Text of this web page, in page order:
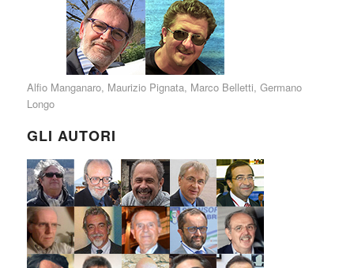
Alfio Manganaro, Maurizio Pignata, Marco Belletti, Germano
Longo
GLI AUTORI